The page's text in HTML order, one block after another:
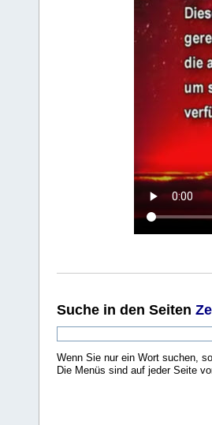
Suche in den Seiten
Wenn Sie nur ein Wort suchen,
Die Menüs sind auf jeder Seite